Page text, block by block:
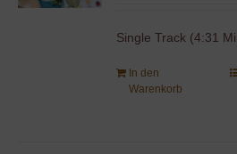
Single Track (4:31
In den
Warenkorb